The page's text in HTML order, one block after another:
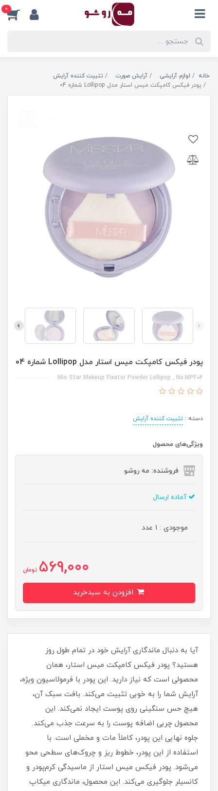
0
خانه لوازم آرایشی آرایش صورت
تثبیت کننده آرایش
پودر فیکس کامپکت میس استار مدل Lollipop شماره 04
پودر فیکس کامپکت میس استار مدل Lollipop شماره 04
Mis Star Makeup Fixator Powder Lollipop , No.MPF04
دسته : تثبیت کننده آرایش
ویژگی‌های محصول
فروشنده: مه رو‌شو
آماده ارسال
موجودی : 1 عدد
569,000 تومان
آیا به دنبال ماندگاری آرایش خود در تمام طول روز
هستید؟ پودر فیکس کامپکت میس استار، همان
محصولی است که نیاز دارید. این پودر با فرمولاسیون ویژه،
آرایش شما را به خوبی تثبیت می‌کند. بافت سبک آن،
هیچ حس سنگینی روی پوست ایجاد نمی‌کند. این
محصول چربی اضافه پوست را به سرعت جذب می‌کند.
جلوه نهایی این پودر، کاملاً مات و مخملی است. با
استفاده از این پودر، خطوط ریز و چروک‌های سطحی محو
می‌شود. پودر فیکس میس استار از ماسیدگی کرم‌پودر و
کانسیلر جلوگیری می‌کند. این محصول، ماندگاری میکاپ